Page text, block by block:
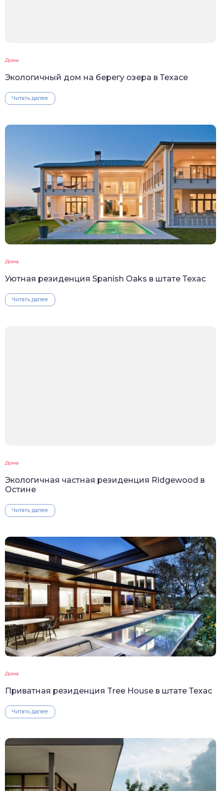
Дома
Экологичный дом на берегу озера в Техасе
Читать далее
Дома
Уютная резиденция Spanish Oaks в штате Техас
Читать далее
Дома
Экологичная частная резиденция Ridgewood в
Остине
Читать далее
Дома
Приватная резиденция Tree House в штате Техас
Читать далее